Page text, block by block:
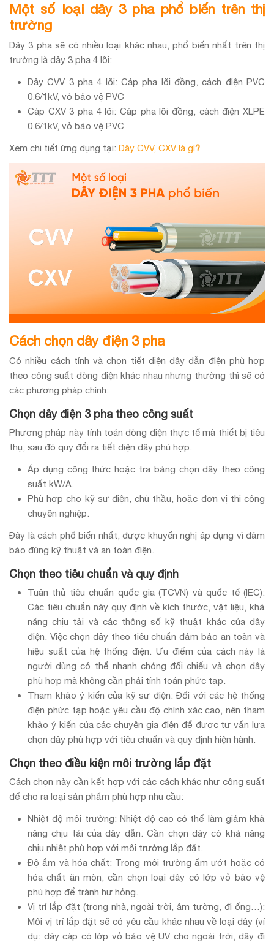
Một số loại dây 3 pha phổ biến trên thị
trường
Dây 3 pha sẽ có nhiều loại khác nhau, phổ biến nhất trên thị
trường là dây 3 pha 4 lõi:
Dây CVV 3 pha 4 lõi: Cáp pha lõi đồng, cách điện PVC
0.6/1kV, vỏ bảo vệ PVC
Cáp CXV 3 pha 4 lõi: Cáp pha lõi đồng, cách điện XLPE
0.6/1kV, vỏ bảo vệ PVC
Xem chi tiết ứng dụng tại: Dây CVV, CXV là gì?
Cách chọn dây điện 3 pha
Có nhiều cách tính và chọn tiết diện dây dẫn điện phù hợp
theo công suất dòng điện khác nhau nhưng thường thì sẽ có
các phương pháp chính:
Chọn dây điện 3 pha theo công suất
Phương pháp này tính toán dòng điện thực tế mà thiết bị tiêu
thụ, sau đó quy đổi ra tiết diện dây phù hợp.
Áp dụng công thức hoặc tra bảng chọn dây theo công
suất kW/A.
Phù hợp cho kỹ sư điện, chủ thầu, hoặc đơn vị thi công
chuyên nghiệp.
Đây là cách phổ biến nhất, được khuyến nghị áp dụng vì đảm
bảo đúng kỹ thuật và an toàn điện.
Chọn theo tiêu chuẩn và quy định
Tuân thủ tiêu chuẩn quốc gia (TCVN) và quốc tế (IEC):
Các tiêu chuẩn này quy định về kích thước, vật liệu, khả
năng chịu tải và các thông số kỹ thuật khác của dây
điện. Việc chọn dây theo tiêu chuẩn đảm bảo an toàn và
hiệu suất của hệ thống điện. Ưu điểm của cách này là
người dùng có thể nhanh chóng đối chiếu và chọn dây
phù hợp mà không cần phải tính toán phức tạp.
Tham khảo ý kiến của kỹ sư điện: Đối với các hệ thống
điện phức tạp hoặc yêu cầu độ chính xác cao, nên tham
khảo ý kiến của các chuyên gia điện để được tư vấn lựa
chọn dây phù hợp với tiêu chuẩn và quy định hiện hành.
Chọn theo điều kiện môi trường lắp đặt
Cách chọn này cần kết hợp với các cách khác như công suất
để cho ra loại sản phẩm phù hợp nhu cầu:
Nhiệt độ môi trường: Nhiệt độ cao có thể làm giảm khả
năng chịu tải của dây dẫn. Cần chọn dây có khả năng
chịu nhiệt phù hợp với môi trường lắp đặt.
Độ ẩm và hóa chất: Trong môi trường ẩm ướt hoặc có
hóa chất ăn mòn, cần chọn loại dây có lớp vỏ bảo vệ
phù hợp để tránh hư hỏng.
Vị trí lắp đặt (trong nhà, ngoài trời, âm tường, đi ống…):
Mỗi vị trí lắp đặt sẽ có yêu cầu khác nhau về loại dây (ví
dụ: dây cáp có lớp vỏ bảo vệ UV cho ngoài trời, dây đi